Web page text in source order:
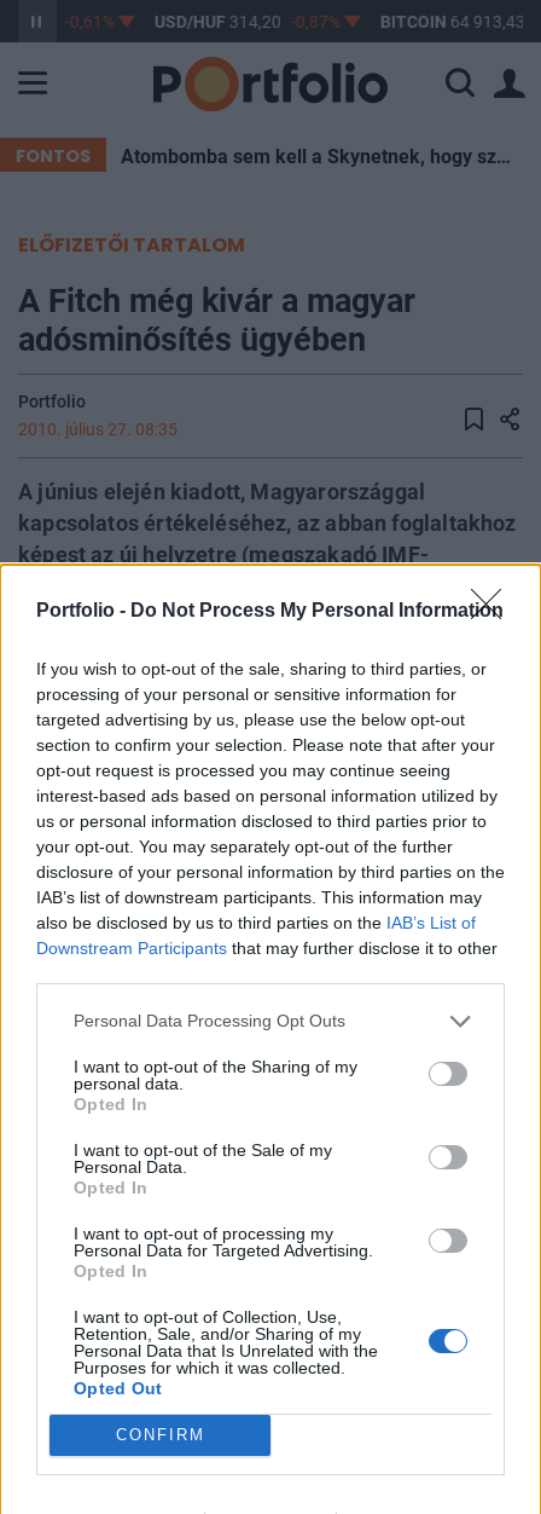
Portfolio - Do Not Process My Personal Information
If you wish to opt-out of the sale, sharing to third parties, or
processing of your personal or sensitive information for
targeted advertising by us, please use the below opt-out
section to confirm your selection. Please note that after your
opt-out request is processed you may continue seeing
interest-based ads based on personal information utilized by
us or personal information disclosed to third parties prior to
your opt-out. You may separately opt-out of the further
disclosure of your personal information by third parties on the
IAB’s list of downstream participants. This information may
also be disclosed by us to third parties on the IAB’s List of
Downstream Participants that may further disclose it to other
Personal Data Processing Opt Outs
I want to opt-out of the Sharing of my
personal data.
Opted In
I want to opt-out of the Sale of my
Personal Data.
Opted In
I want to opt-out of processing my
Personal Data for Targeted Advertising.
Opted In
I want to opt-out of Collection, Use,
Retention, Sale, and/or Sharing of my
Personal Data that Is Unrelated with the
Purposes for which it was collected.
Opted Out
CONFIRM
363,17 -0,61% USD/HUF 314,20 -0,87% BITCOIN 64 913,43
FONTOS Atombomba sem kell a Skynetnek, hogy szétégessen minket – elég egy hőkupola
ELŐFIZETŐI TARTALOM
A Fitch még kivár a magyar
adósminősítés ügyében
Portfolio
2010. július 27. 08:35
A június elején kiadott, Magyarországgal
kapcsolatos értékeléséhez, az abban foglaltakhoz
képest az új helyzetre (megszakadó IMF-
kiegészítést fűzni a Fitch Ratings - jelezte az
Napi Gazdaság kérdésére. Mint ismert, múlt
pénteken a Moody’s és az S&P is negatív üzenetet
közvetített, illetve lépést tett a magyar
adósbesorolás ügyében.
Kapcsolódó cikkünk2010.07.23 13:54 Újra negatív kilátást
adott az S&P - Hajszálra a bóvlitólA Fitch Ratings 2009.
március 2. óta "BBB-" besorolást tart érvényben negatív,
azaz leminősítést valószínűsítő kilátással a magyar
adósminősítésre. A cég idén júniusban kiadott jelentésében
KEDVES OLVASÓNK!
tartozik, melynek olvasása előfizetéses
regisztrációhoz kötött.
Az előfizetés a következőket tartalmazza:
Portfolio.hu teljes cikkarchívum
kötéslistái
Előfizetés